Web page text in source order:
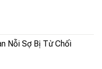
Nỗi Sợ Bị Từ Chối